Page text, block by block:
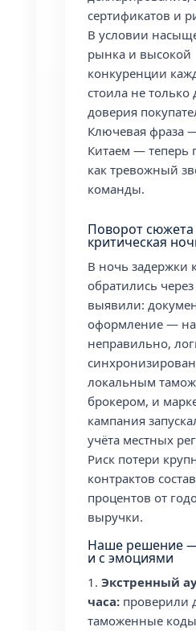
сертификатов и
В условии
рынка и высокой
конкуренции
стоила не только
доверия
Ключевая фраза
Китаем — теперь
как тревожный
команды.
Поворот
критическая
В ночь задержки
обратились через
выявили:
оформление — на
неправильно,
локальным
брокером, и
кампания
учёта местных
Риск потери
контрактов
процентов от
выручки.
Наше решение
и с эмоциями
Экстренный
часа:проверили
таможенные коды